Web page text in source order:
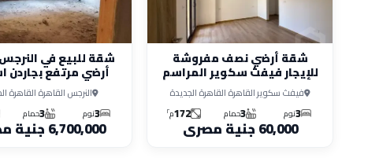
شقة أرضي نصف مفروشة
للإيجار فيفث سكوير المراسم
فيفث سكوير القاهرة القاهرة الجديدة
3نوم 3حمام 172م٢
60,000 جنية مصرى
شقة للبيع في
أرضي مرتفع بجاردن
فوري
النرجس القاهرة القاهرة
3نوم 3حمام
6,700,000 جنية مصرى